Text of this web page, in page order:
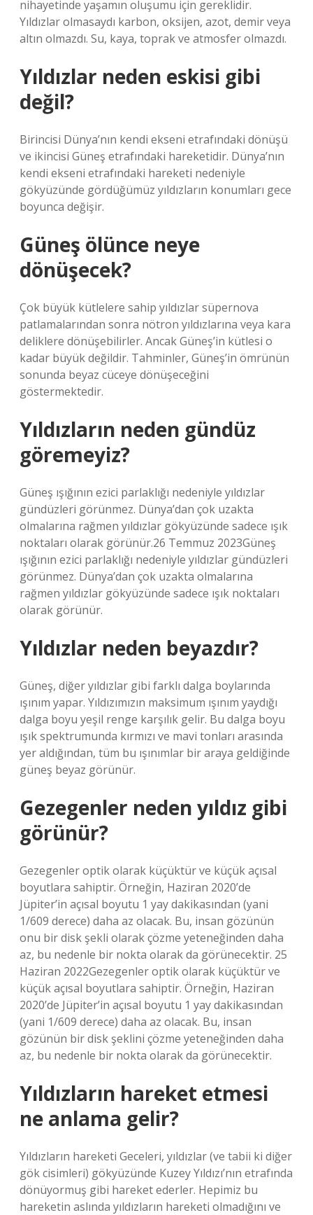
nihayetinde yaşamın oluşumu için gereklidir.
Yıldızlar olmasaydı karbon, oksijen, azot, demir veya
altın olmazdı. Su, kaya, toprak ve atmosfer olmazdı.
Yıldızlar neden eskisi gibi
değil?
Birincisi Dünya’nın kendi ekseni etrafındaki dönüşü
ve ikincisi Güneş etrafındaki hareketidir. Dünya’nın
kendi ekseni etrafındaki hareketi nedeniyle
gökyüzünde gördüğümüz yıldızların konumları gece
boyunca değişir.
Güneş ölünce neye
dönüşecek?
Çok büyük kütlelere sahip yıldızlar süpernova
patlamalarından sonra nötron yıldızlarına veya kara
deliklere dönüşebilirler. Ancak Güneş’in kütlesi o
kadar büyük değildir. Tahminler, Güneş’in ömrünün
sonunda beyaz cüceye dönüşeceğini
göstermektedir.
Yıldızların neden gündüz
göremeyiz?
Güneş ışığının ezici parlaklığı nedeniyle yıldızlar
gündüzleri görünmez. Dünya’dan çok uzakta
olmalarına rağmen yıldızlar gökyüzünde sadece ışık
noktaları olarak görünür.26 Temmuz 2023Güneş
ışığının ezici parlaklığı nedeniyle yıldızlar gündüzleri
görünmez. Dünya’dan çok uzakta olmalarına
rağmen yıldızlar gökyüzünde sadece ışık noktaları
olarak görünür.
Yıldızlar neden beyazdır?
Güneş, diğer yıldızlar gibi farklı dalga boylarında
ışınım yapar. Yıldızımızın maksimum ışınım yaydığı
dalga boyu yeşil renge karşılık gelir. Bu dalga boyu
ışık spektrumunda kırmızı ve mavi tonları arasında
yer aldığından, tüm bu ışınımlar bir araya geldiğinde
güneş beyaz görünür.
Gezegenler neden yıldız gibi
görünür?
Gezegenler optik olarak küçüktür ve küçük açısal
boyutlara sahiptir. Örneğin, Haziran 2020’de
Jüpiter’in açısal boyutu 1 yay dakikasından (yani
1/609 derece) daha az olacak. Bu, insan gözünün
onu bir disk şekli olarak çözme yeteneğinden daha
az, bu nedenle bir nokta olarak da görünecektir. 25
Haziran 2022Gezegenler optik olarak küçüktür ve
küçük açısal boyutlara sahiptir. Örneğin, Haziran
2020’de Jüpiter’in açısal boyutu 1 yay dakikasından
(yani 1/609 derece) daha az olacak. Bu, insan
gözünün bir disk şeklini çözme yeteneğinden daha
az, bu nedenle bir nokta olarak da görünecektir.
Yıldızların hareket etmesi
ne anlama gelir?
Yıldızların hareketi Geceleri, yıldızlar (ve tabii ki diğer
gök cisimleri) gökyüzünde Kuzey Yıldızı’nın etrafında
dönüyormuş gibi hareket ederler. Hepimiz bu
hareketin aslında yıldızların hareketi olmadığını ve